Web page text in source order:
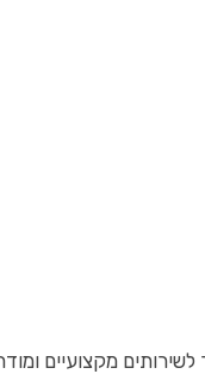
מקצועיים